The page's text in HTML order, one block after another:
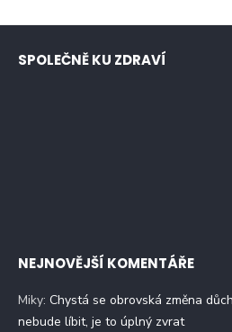
SPOLEČNĚ KU ZDRAVÍ
NEJNOVĚJŠÍ KOMENTÁŘE
Miky: Chystá se obrovská změna
nebude líbit, je to úplný zvrat